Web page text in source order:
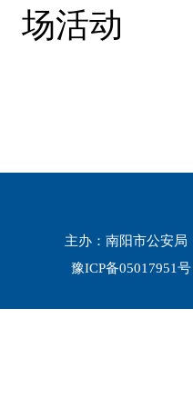
场活动
主办：南阳市公安
豫ICP备05017951号